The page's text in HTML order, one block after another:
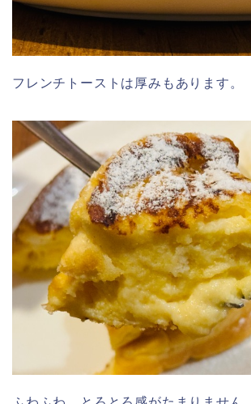
フレンチトーストは厚みもあります。